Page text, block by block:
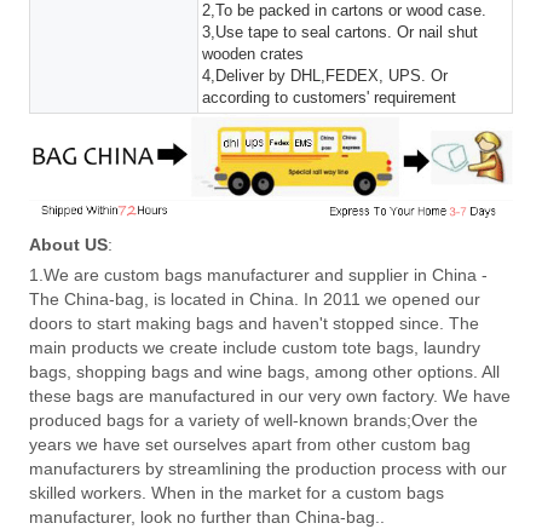
2,To be packed in cartons or wood case.
3,Use tape to seal cartons. Or nail shut
wooden crates
4,Deliver by DHL,FEDEX, UPS. Or
according to customers' requirement
About US:
1.We are custom bags manufacturer and supplier in China -
The China-bag, is located in China. In 2011 we opened our
doors to start making bags and haven't stopped since. The
main products we create include custom tote bags, laundry
bags, shopping bags and wine bags, among other options. All
these bags are manufactured in our very own factory. We have
produced bags for a variety of well-known brands;Over the
years we have set ourselves apart from other custom bag
manufacturers by streamlining the production process with our
skilled workers. When in the market for a custom bags
manufacturer, look no further than China-bag..